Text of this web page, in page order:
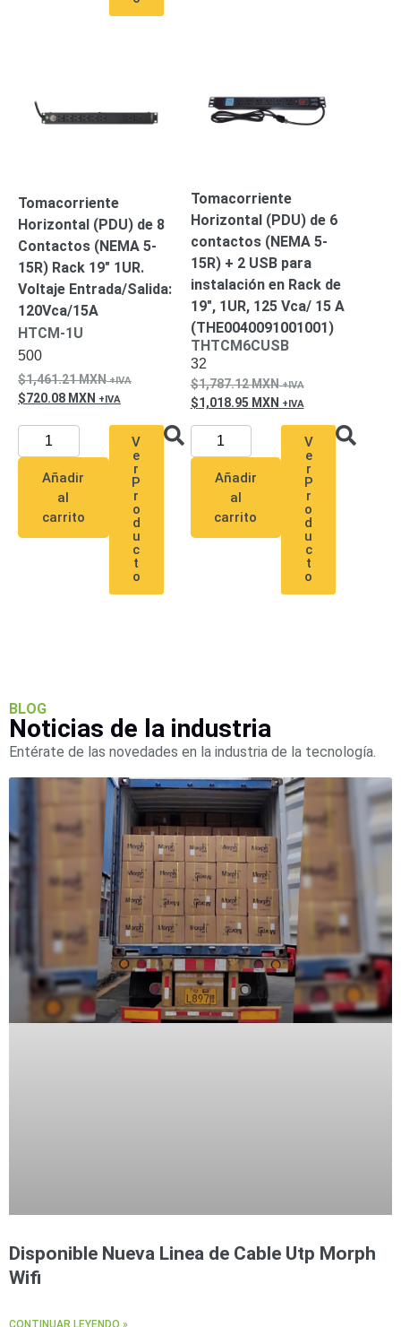
Pantallas
ApoyoPantallas
Protección
Contra
Descargas
CoaxialCorriente
AlternaCorriente
DirectaRedes
Servidores
/
Almacenamiento
NAS /
eSATA
Discos
Duros
Mecánicos
(HDD)
Memorias
SD /
Memorias
Servidores
VMS y
Analíticas
HIKVISIONHoneywellWisenet
XMR
CEIBAII /
KAPOK
Videograbadoras
Móviles,
Cams y
Body
Cams
AccesoriosBody
Cams
(Portátiles)Cámaras
Tomacorriente
Horizontal (PDU) de 8
Contactos (NEMA 5-
15R) Rack 19″ 1UR.
Voltaje Entrada/Salida:
120Vca/15A
HTCM-1U
500
1,461.21MXN
720.08 MXN
Añadir
al
carrito
V
e
r
P
r
o
d
u
c
t
o
Tomacorriente
Horizontal (PDU) de 6
contactos (NEMA 5-
15R) + 2 USB para
instalación en Rack de
19″, 1UR, 125 Vca/ 15 A
(THE0040091001001)
THTCM6CUSB
32
1,787.12MXN
1,018.95 MXN
Añadir
al
carrito
V
e
r
P
r
o
d
u
c
t
o
BLOG
Noticias de la industria
Entérate de las novedades en la industria de la tecnología.
Disponible Nueva Linea de Cable Utp Morph
Wifi
CONTINUAR LEYENDO »